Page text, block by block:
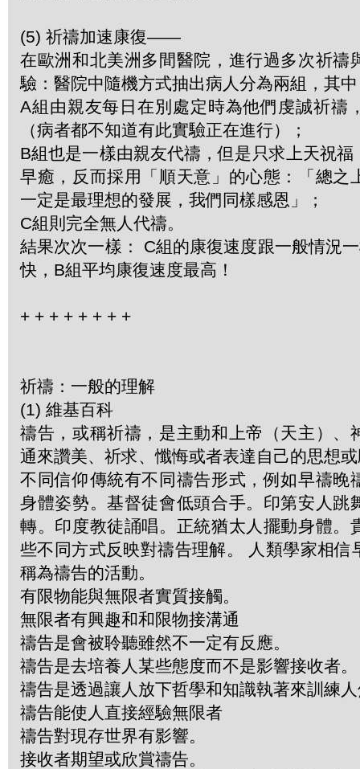
(5) 祈禱加速康復——
在歐洲和北美洲多間醫院，進行過多次祈禱
驗：醫院中隨機方式抽出病人分為兩組，其中
A組由親友每日在別處定時為他們虔誠祈禱
（病者都不知道有此實驗正在進行）；
B組也是一樣由親友代禱，但是只求上天祝
早癒，反而採用「順天意」的心態：「總之
一定是最理想的發展，我們同樣感恩」；
C組則完全無人代禱。
結果次次一樣： C組的康復速度跟一般情況
快，B組平均康復速度最高！
+ + + + + + + +
祈禱：一般的理解
(1) 維基百科
禱告，或稱祈禱，是主動和上帝（天主）、
通來讚美、祈求、懺悔或者表達自己的思想
不同信仰傳統有不同禱告形式，例如早禱晚
身體姿勢。基督徒會低頭合手。印第安人跳
轉。印度教徒誦唱。正統猶太人擺動身體。
些不同方式反映對禱告理解。 人類學家相信
稱為禱告的活動。
有限物能與無限者實質接觸。
無限者有興趣和和限物接溝通
禱告是會被聆聽雖然不一定有反應。
禱告是去培養人某些態度而不是影響接收者。
禱告是透過讓人放下哲學和知識執著來訓練
禱告能使人直接經驗無限者
禱告對現存世界有影響。
接收者期望或欣賞禱告。